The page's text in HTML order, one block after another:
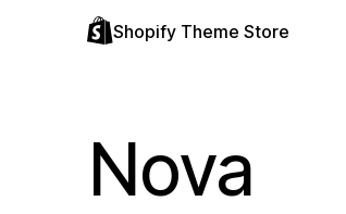
Shopify Theme Store
Nova